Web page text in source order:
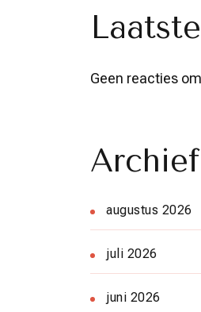
Geen reacties
Archief
augustus 2026
juli 2026
juni 2026